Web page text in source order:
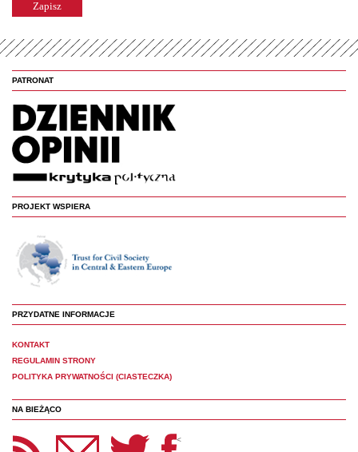
PATRONAT
PROJEKT WSPIERA
PRZYDATNE INFORMACJE
KONTAKT
REGULAMIN STRONY
POLITYKA PRYWATNOŚCI (CIASTECZKA)
NA BIEŻĄCO
Panoptyka Facebook <